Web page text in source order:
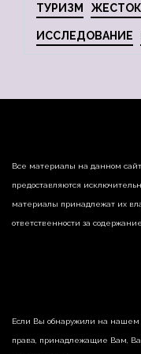
ТУРИЗМ
ИССЛЕДОВАНИЕ
Все материалы на данном
предоставляются
материалы принадлежат их
ответственности за
Если Вы обнаружили на нашем
права, принадлежащие Вам,